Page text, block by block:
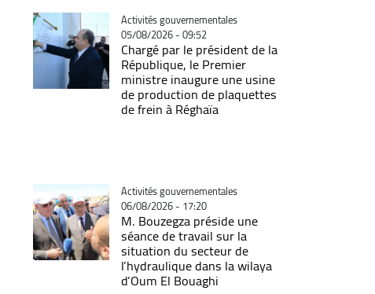
Catégorie
Activités gouvernementales
05/08/2026 - 09:52
Chargé par le président de la
République, le Premier
ministre inaugure une usine
de production de plaquettes
de frein à Réghaïa
Catégorie
Activités gouvernementales
06/08/2026 - 17:20
M. Bouzegza préside une
séance de travail sur la
situation du secteur de
l’hydraulique dans la wilaya
d’Oum El Bouaghi